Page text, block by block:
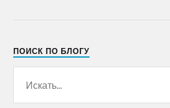
ПОИСК ПО БЛОГУ